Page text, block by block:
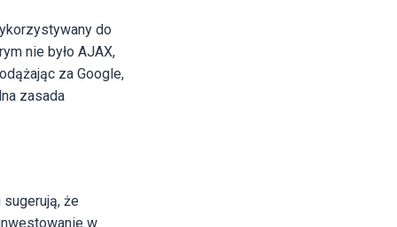
do
nie było AJAX,
za Google,
zasada
że
w